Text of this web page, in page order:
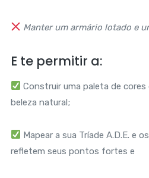
Manter um armário lotado e
E te permitir a:
Construir uma paleta de cores
beleza natural;
Mapear a sua Tríade A.D.E. e
refletem seus pontos fortes e